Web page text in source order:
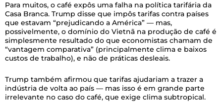
Para muitos, o café expôs uma falha na política tarifária da
Casa Branca. Trump disse que impôs tarifas contra países
que estavam “prejudicando a América” — mas,
possivelmente, o domínio do Vietnã na produção de café é
simplesmente resultado do que economistas chamam de
“vantagem comparativa” (principalmente clima e baixos
custos de trabalho), e não de práticas desleais.
Trump também afirmou que tarifas ajudariam a trazer a
indústria de volta ao país — mas isso é em grande parte
irrelevante no caso do café, que exige clima subtropical.